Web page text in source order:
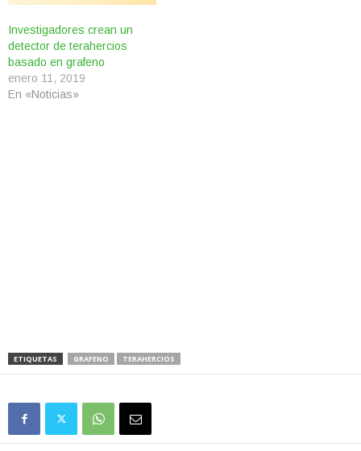
Investigadores crean un
detector de terahercios
basado en grafeno
enero 11, 2019
En «Noticias»
ETIQUETAS GRAFENO TERAHERCIOS